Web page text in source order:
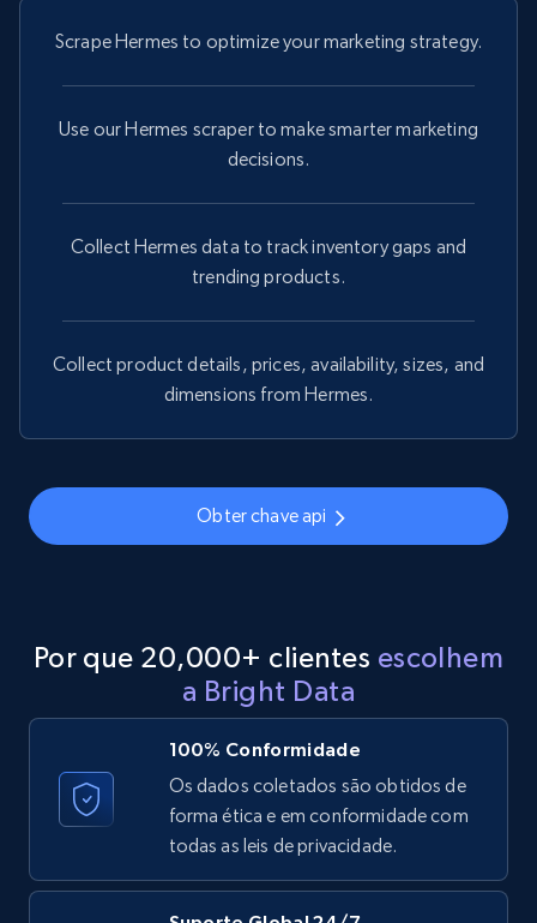
Scrape Hermes to optimize your marketing strategy.
Use our Hermes scraper to make smarter marketing
decisions.
Collect Hermes data to track inventory gaps and
trending products.
Collect product details, prices, availability, sizes, and
dimensions from Hermes.
Obter chave api
Por que 20,000+ clientes escolhem
a Bright Data
100% Conformidade
Os dados coletados são obtidos de
forma ética e em conformidade com
todas as leis de privacidade.